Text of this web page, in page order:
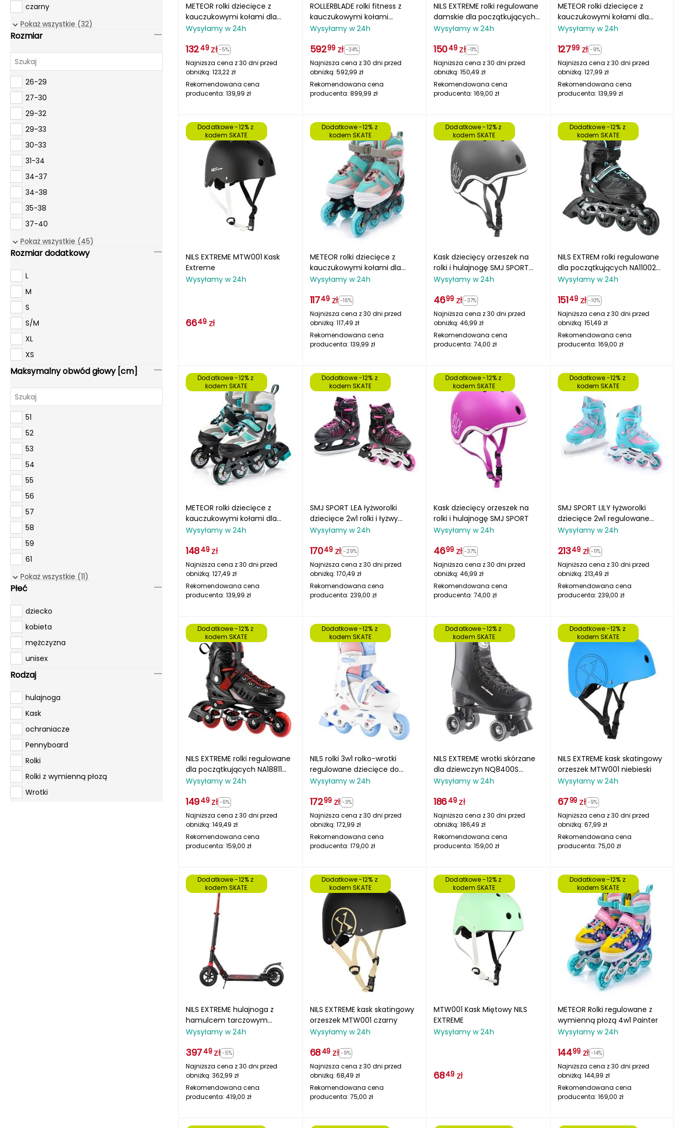
METEOR rolki dziecięce z
kauczukowymi kołami dla
początkujących ROX
Wysyłamy w 24h
13249 zł -5%
Najniższa cena z 30 dni przed
obniżką: 123,22 zł
Rekomendowana cena
producenta: 139,99 zł
ROLLERBLADE rolki fitness z
kauczukowymi kołami
macroblade szare
Wysyłamy w 24h
59299 zł -34%
Najniższa cena z 30 dni przed
obniżką: 592,99 zł
Rekomendowana cena
producenta: 899,99 zł
NILS EXTREME rolki regulowane
damskie dla początkujących
NA11002 czarne/różowe
Wysyłamy w 24h
15049 zł -11%
Najniższa cena z 30 dni przed
obniżką: 150,49 zł
Rekomendowana cena
producenta: 169,00 zł
METEOR rolki dziecięce z
kauczukowymi kołami dla
początkujących ROX
Wysyłamy w 24h
12799 zł -9%
Najniższa cena z 30 dni przed
obniżką: 127,99 zł
Rekomendowana cena
producenta: 139,99 zł
Dodatkowe -12% z
kodem SKATE
NILS EXTREME MTW001 Kask
Extreme
Wysyłamy w 24h
6649 zł
Dodatkowe -12% z
kodem SKATE
METEOR rolki dziecięce z
kauczukowymi kołami dla
początkujących ROX
Wysyłamy w 24h
11749 zł -16%
Najniższa cena z 30 dni przed
obniżką: 117,49 zł
Rekomendowana cena
producenta: 139,99 zł
Dodatkowe -12% z
kodem SKATE
Kask dziecięcy orzeszek na
rolki i hulajnogę SMJ SPORT
czarny
Wysyłamy w 24h
4699 zł -37%
Najniższa cena z 30 dni przed
obniżką: 46,99 zł
Rekomendowana cena
producenta: 74,00 zł
Dodatkowe -12% z
kodem SKATE
NILS EXTREM rolki regulowane
dla początkujących NA11002
czarne/niebieski
Wysyłamy w 24h
15149 zł -10%
Najniższa cena z 30 dni przed
obniżką: 151,49 zł
Rekomendowana cena
producenta: 169,00 zł
Dodatkowe -12% z
kodem SKATE
METEOR rolki dziecięce z
kauczukowymi kołami dla
początkujących ROX
Wysyłamy w 24h
14849 zł
Najniższa cena z 30 dni przed
obniżką: 127,49 zł
Rekomendowana cena
producenta: 139,99 zł
Dodatkowe -12% z
kodem SKATE
SMJ SPORT LEA łyżworolki
dziecięce 2w1 rolki i łyżwy
czarne/różowe
Wysyłamy w 24h
17049 zł -29%
Najniższa cena z 30 dni przed
obniżką: 170,49 zł
Rekomendowana cena
producenta: 239,00 zł
Dodatkowe -12% z
kodem SKATE
Kask dziecięcy orzeszek na
rolki i hulajnogę SMJ SPORT
Wysyłamy w 24h
4699 zł -37%
Najniższa cena z 30 dni przed
obniżką: 46,99 zł
Rekomendowana cena
producenta: 74,00 zł
Dodatkowe -12% z
kodem SKATE
SMJ SPORT LILY łyżworolki
dziecięce 2w1 regulowane
niebieskie/różowe
Wysyłamy w 24h
21349 zł -11%
Najniższa cena z 30 dni przed
obniżką: 213,49 zł
Rekomendowana cena
producenta: 239,00 zł
Dodatkowe -12% z
kodem SKATE
NILS EXTREME rolki regulowane
dla początkujących NA18811
czerwone/czarne
Wysyłamy w 24h
14949 zł -6%
Najniższa cena z 30 dni przed
obniżką: 149,49 zł
Rekomendowana cena
producenta: 159,00 zł
Dodatkowe -12% z
kodem SKATE
NILS rolki 3w1 rolko-wrotki
regulowane dziecięce do
nauki jazdy NJ1190
Wysyłamy w 24h
17299 zł -3%
Najniższa cena z 30 dni przed
obniżką: 172,99 zł
Rekomendowana cena
producenta: 179,00 zł
Dodatkowe -12% z
kodem SKATE
NILS EXTREME wrotki skórzane
dla dziewczyn NQ8400S
czarne
Wysyłamy w 24h
18649 zł
Najniższa cena z 30 dni przed
obniżką: 186,49 zł
Rekomendowana cena
producenta: 159,00 zł
Dodatkowe -12% z
kodem SKATE
NILS EXTREME kask skatingowy
orzeszek MTW001 niebieski
Wysyłamy w 24h
6799 zł -9%
Najniższa cena z 30 dni przed
obniżką: 67,99 zł
Rekomendowana cena
producenta: 75,00 zł
Dodatkowe -12% z
kodem SKATE
NILS EXTREME hulajnoga z
hamulcem tarczowym
HM209T
Wysyłamy w 24h
39749 zł -5%
Najniższa cena z 30 dni przed
obniżką: 362,99 zł
Rekomendowana cena
producenta: 419,00 zł
Dodatkowe -12% z
kodem SKATE
NILS EXTREME kask skatingowy
orzeszek MTW001 czarny
Wysyłamy w 24h
6849 zł -9%
Najniższa cena z 30 dni przed
obniżką: 68,49 zł
Rekomendowana cena
producenta: 75,00 zł
Dodatkowe -12% z
kodem SKATE
MTW001 Kask Miętowy NILS
EXTREME
Wysyłamy w 24h
6849 zł
Dodatkowe -12% z
kodem SKATE
METEOR Rolki regulowane z
wymienną płozą 4w1 Painter
Wysyłamy w 24h
14499 zł -14%
Najniższa cena z 30 dni przed
obniżką: 144,99 zł
Rekomendowana cena
producenta: 169,00 zł
czarny
czarny matowy
czarny/czerwony
czerwony
fioletowy
fuksjowy
grafitowy
granatowy
jasnoróżowy
jasnozielony
khaki
Multikolor
niebieski
niebieski/czarny
niebieski/różowy/żółty
różowy
srebrny
szary
turkusowy
wielokolorowy
zielony
żółty
złoty
Pokaż wszystkie (32)
Rozmiar
26-29
27-30
29-32
29-33
30-33
31-34
34-37
34-38
35-38
37-40
38
38-41
39
39-41
39-42
39-43
40
40.5
45-52
47
47-51
48-52
48-54
48-55
49-53
50-57
51-52
51-55
52-55
53-55
55-59
58-65
59-61
59-65
L (38-41)
one size
XS
L
Pokaż wszystkie (45)
Rozmiar dodatkowy
L
M
S
S/M
XL
XS
Maksymalny obwód głowy [cm]
51
52
53
54
55
56
57
58
59
61
65
Pokaż wszystkie (11)
Płeć
dziecko
kobieta
mężczyzna
unisex
Rodzaj
hulajnoga
Kask
ochraniacze
Pennyboard
Rolki
Rolki z wymienną płozą
Wrotki